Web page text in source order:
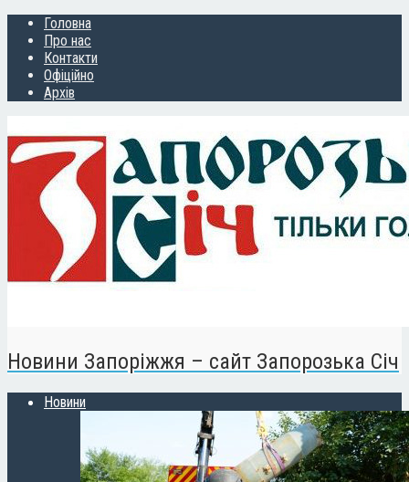
Головна
Про нас
Контакти
Офіційно
Архів
Новини Запоріжжя – сайт Запорозька Січ
Новини